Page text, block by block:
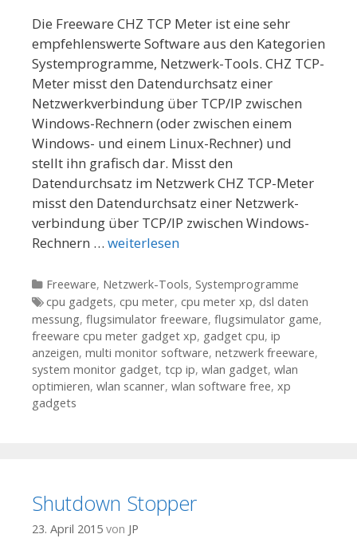
Die Freeware CHZ TCP Meter ist eine sehr
empfehlenswerte Software aus den Kategorien
Systemprogramme, Netzwerk-Tools. CHZ TCP-
Meter misst den Datendurchsatz einer
Netzwerkverbindung über TCP/IP zwischen
Windows-Rechnern (oder zwischen einem
Windows- und einem Linux-Rechner) und
stellt ihn grafisch dar. Misst den
Datendurchsatz im Netzwerk CHZ TCP-Meter
misst den Datendurchsatz einer Netzwerk-
verbindung über TCP/IP zwischen Windows-
Rechnern … weiterlesen
Kategorien
Freeware, Netzwerk-Tools, Systemprogramme
Tags
cpu gadgets, cpu meter, cpu meter xp, dsl daten
messung, flugsimulator freeware, flugsimulator game,
freeware cpu meter gadget xp, gadget cpu, ip
anzeigen, multi monitor software, netzwerk freeware,
system monitor gadget, tcp ip, wlan gadget, wlan
optimieren, wlan scanner, wlan software free, xp
gadgets
Shutdown Stopper
23. April 2015 von JP